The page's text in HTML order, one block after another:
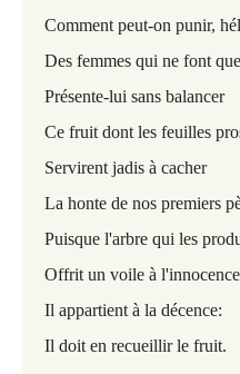
Comment peut-on punir,
Des femmes qui ne font
Présente-lui sans balancer
Ce fruit dont les feuilles
Servirent jadis à cacher
La honte de nos premiers
Puisque l'arbre qui les
Offrit un voile à l'innocence
Il appartient à la décence:
Il doit en recueillir le fruit.